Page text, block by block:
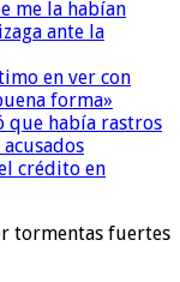
me la habían
ante la
en ver con
forma»
que había rastros
crédito en
tormentas fuertes